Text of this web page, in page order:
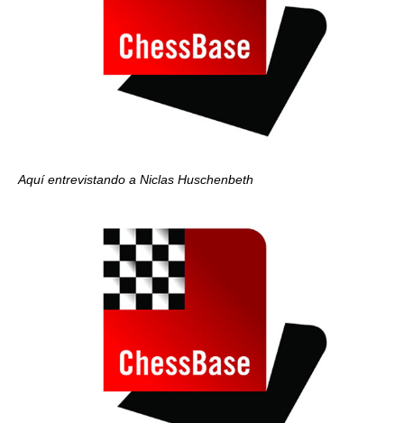
Aquí entrevistando a Niclas Huschenbeth